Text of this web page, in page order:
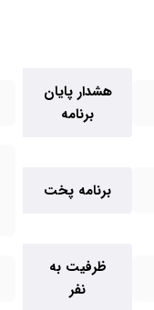
هشدار پایان
برنامه
برنامه پخت
ظرفیت به
نفر